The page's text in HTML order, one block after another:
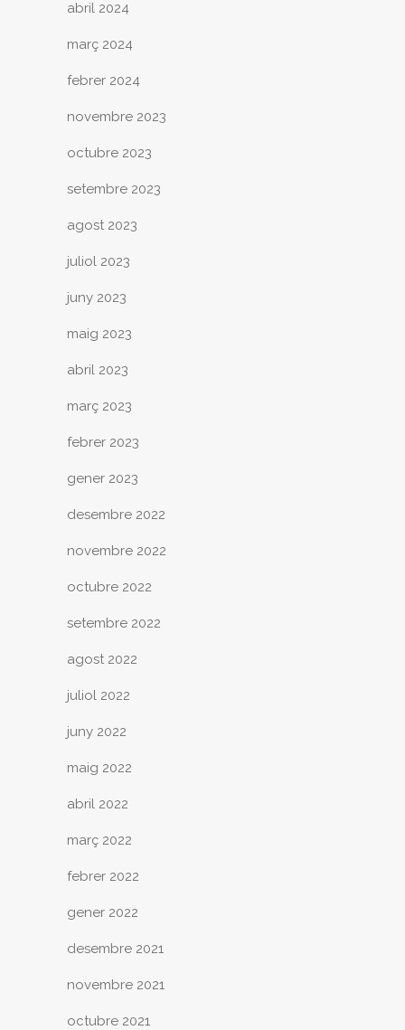
abril 2024
març 2024
febrer 2024
novembre 2023
octubre 2023
setembre 2023
agost 2023
juliol 2023
juny 2023
maig 2023
abril 2023
març 2023
febrer 2023
gener 2023
desembre 2022
novembre 2022
octubre 2022
setembre 2022
agost 2022
juliol 2022
juny 2022
maig 2022
abril 2022
març 2022
febrer 2022
gener 2022
desembre 2021
novembre 2021
octubre 2021